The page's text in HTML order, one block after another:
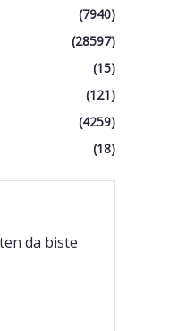
(7940)
(28597)
(15)
(121)
(4259)
(18)
da biste